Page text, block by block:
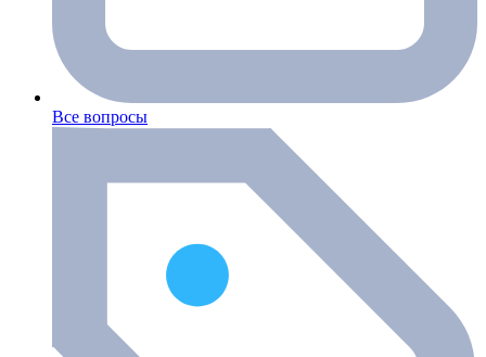
Все вопросы